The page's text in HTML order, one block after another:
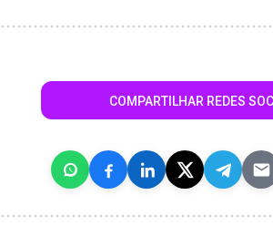
COMPARTILHAR REDES